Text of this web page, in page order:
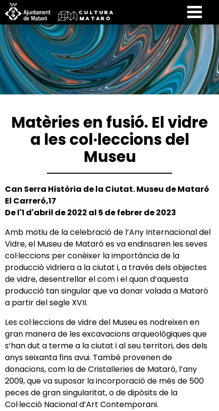
Matèries en fusió. El vidre
a les col·leccions del
Museu
Can Serra Història de la Ciutat. Museu de Mataró
El Carreró,17
De l'1 d'abril de 2022 al 5 de febrer de 2023
Amb motiu de la celebració de l’Any Internacional del
Vidre,el Museu de Mataró es va endinsaren les seves
col·leccions per conèixer la importància de la
producció vidriera a la ciutat i, a través dels objectes
de vidre, desentrellar el com i el quan d’aquesta
producció tan singular que va donar volada a Mataró
a partir del segle XVII.
Les col·leccions de vidre del Museu es nodreixen en
gran manera de les excavacions arqueològiques que
s’han dut a terme a la ciutat i al seu territori, des dels
anys seixanta fins avui. També provenen de
donacions, com la de Cristalleries de Mataró, l’any
2009, que va suposar la incorporació de més de 500
peces de gran singularitat, o de dipòsits de la
Col·lecció Nacional d’Art Contemporani.